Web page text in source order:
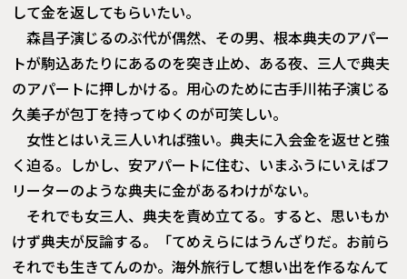
して金を返してもらいたい。
森昌子演じるのぶ代が偶然、その男、根本典夫のアパー
トが駒込あたりにあるのを突き止め、ある夜、三人で典夫
のアパートに押しかける。用心のために古手川祐子演じる
久美子が包丁を持ってゆくのが可笑しい。
女性とはいえ三人いれば強い。典夫に入会金を返せと強
く迫る。しかし、安アパートに住む、いまふうにいえばフ
リーターのような典夫に金があるわけがない。
それでも女三人、典夫を責め立てる。すると、思いもか
けず典夫が反論する。「てめえらにはうんざりだ。お前ら
それでも生きてんのか。海外旅行して想い出を作るなんて